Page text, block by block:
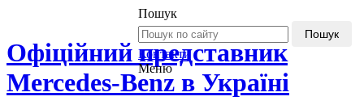
Офіційний представник
Mercedes-Benz в Україні
Пошук
Пошук
Контакти
Меню